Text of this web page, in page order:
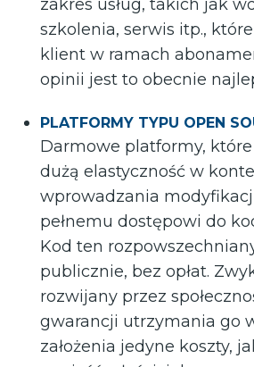
zakres usług, takich jak
szkolenia, serwis itp.,
klient w ramach
opinii jest to obecnie
PLATFORMY TYPU OPEN
Darmowe platformy,
dużą elastyczność w
wprowadzania
pełnemu dostępowi do
Kod ten
publicznie, bez opłat.
rozwijany przez
gwarancji utrzymania go
założenia jedyne koszty,